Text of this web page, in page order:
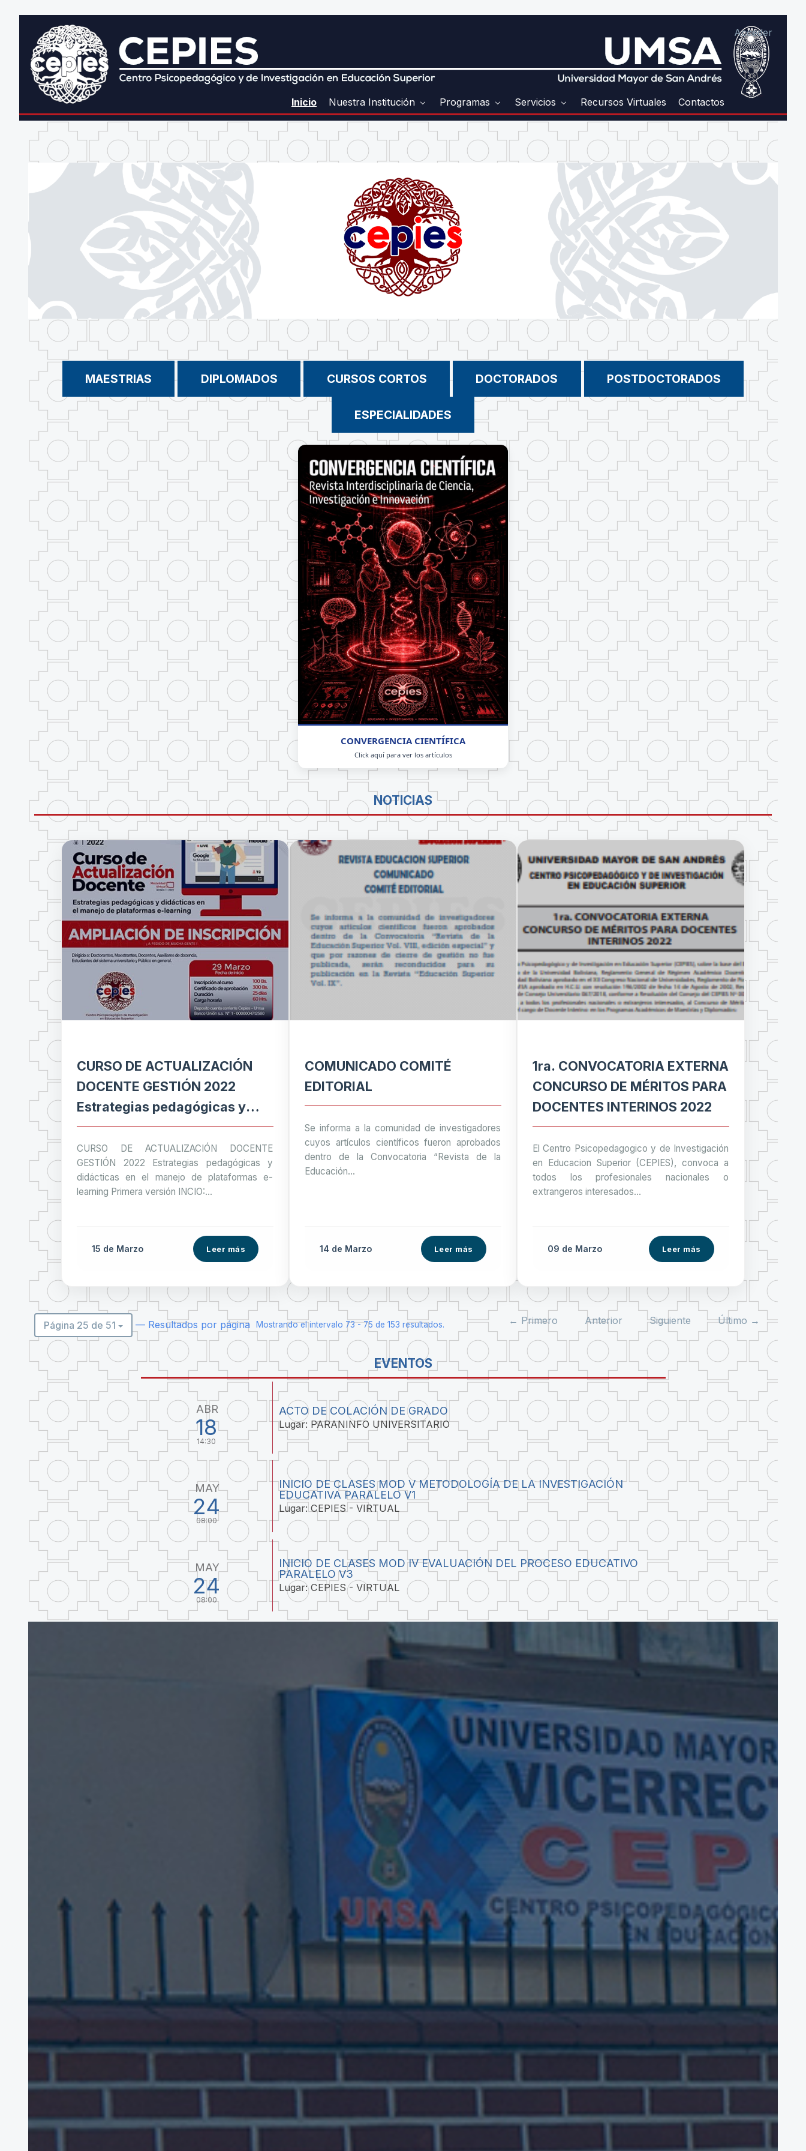
Acceder
Inicio Nuestra Institución Programas Servicios Recursos Virtuales Contactos
MAESTRIAS DIPLOMADOS CURSOS CORTOS DOCTORADOS POSTDOCTORADOS
ESPECIALIDADES
CONVERGENCIA CIENTÍFICA
Click aquí para ver los artículos
NOTICIAS
CURSO DE ACTUALIZACIÓN
DOCENTE GESTIÓN 2022
Estrategias pedagógicas y
didácticas en el manejo de
plataformas e-learning
CURSO DE ACTUALIZACIÓN DOCENTE
GESTIÓN 2022 Estrategias pedagógicas y
didácticas en el manejo de plataformas e-
learning Primera versión INCIO:...
15 de Marzo Leer más
COMUNICADO COMITÉ
EDITORIAL
Se informa a la comunidad de investigadores
cuyos artículos científicos fueron aprobados
dentro de la Convocatoria “Revista de la
Educación...
14 de Marzo Leer más
1ra. CONVOCATORIA EXTERNA
CONCURSO DE MÉRITOS PARA
DOCENTES INTERINOS 2022
El Centro Psicopedagogico y de Investigación
en Educacion Superior (CEPIES), convoca a
todos los profesionales nacionales o
extrangeros interesados...
09 de Marzo Leer más
Página 25 de 51 — Resultados por página Mostrando el intervalo 73 - 75 de 153 resultados. ← Primero Anterior Siguiente Último →
EVENTOS
ABR
18
14:30
ACTO DE COLACIÓN DE GRADO
Lugar: PARANINFO UNIVERSITARIO
MAY
24
08:00
INICIO DE CLASES MOD V METODOLOGÍA DE LA INVESTIGACIÓN
EDUCATIVA PARALELO V1
Lugar: CEPIES - VIRTUAL
MAY
24
08:00
INICIO DE CLASES MOD IV EVALUACIÓN DEL PROCESO EDUCATIVO
PARALELO V3
Lugar: CEPIES - VIRTUAL